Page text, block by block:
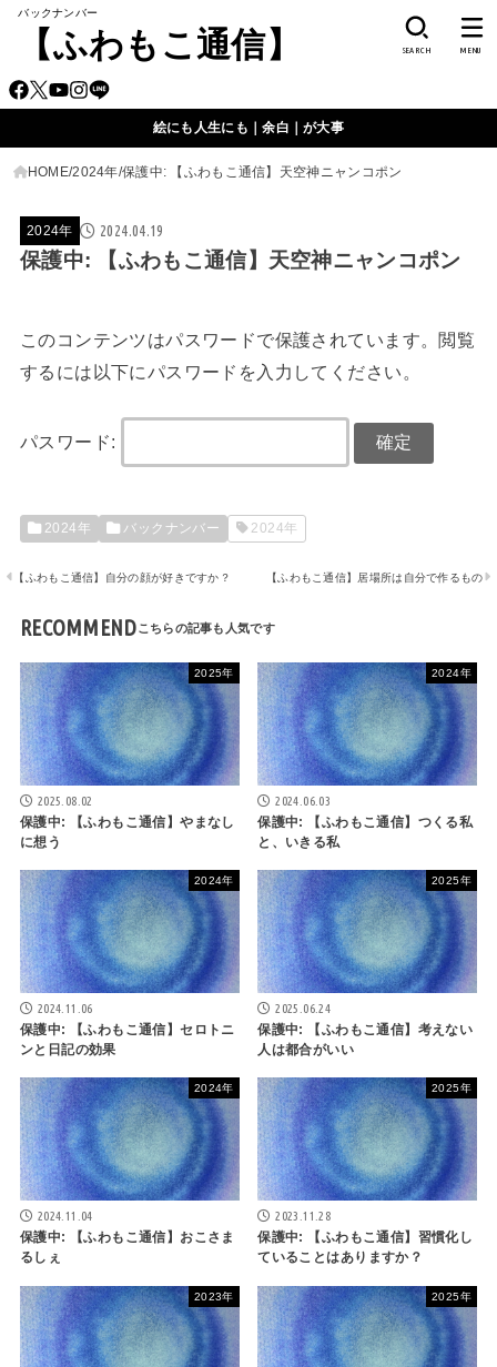
バックナンバー
【ふわもこ通信】 SEARCH MENU
絵にも人生にも｜余白｜が大事
HOME 2024年 保護中: 【ふわもこ通信】天空神ニャンコポン
2024年 2024.04.19
保護中: 【ふわもこ通信】天空神ニャンコポン
このコンテンツはパスワードで保護されています。閲覧
するには以下にパスワードを入力してください。
パスワード:
2024年 バックナンバー 2024年
【ふわもこ通信】自分の顔が好きですか？ 【ふわもこ通信】居場所は自分で作るもの
RECOMMEND
2025年
2025.08.02
保護中: 【ふわもこ通信】やまなし
に想う
2024年
2024.06.03
保護中: 【ふわもこ通信】つくる私
と、いきる私
2024年
2024.11.06
保護中: 【ふわもこ通信】セロトニ
ンと日記の効果
2025年
2025.06.24
保護中: 【ふわもこ通信】考えない
人は都合がいい
2024年
2024.11.04
保護中: 【ふわもこ通信】おこさま
るしぇ
2025年
2023.11.28
保護中: 【ふわもこ通信】習慣化し
ていることはありますか？
2023年 2025年